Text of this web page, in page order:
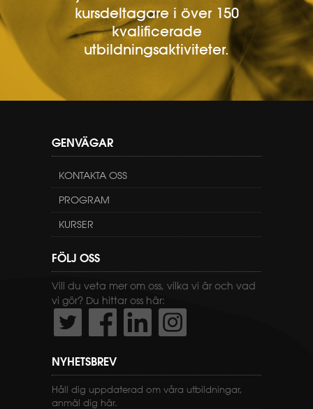
kursdeltagare i över 150
kvalificerade
utbildningsaktiviteter.
GENVÄGAR
KONTAKTA OSS
PROGRAM
KURSER
FÖLJ OSS
Vill du veta mer om oss, vilka vi är och vad
vi gör? Du hittar oss här:
NYHETSBREV
Håll dig uppdaterad om våra utbildningar,
anmäl dig här.